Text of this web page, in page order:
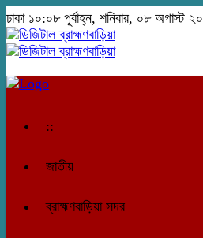
ঢাকা ১০:০৮ পূর্বাহ্ন, শনিবার, ০৮ অগাস্ট
::
জাতীয়
ব্রাহ্মণবাড়িয়া সদর